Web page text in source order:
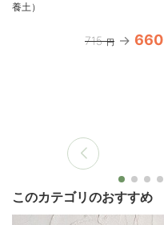
養土）
715 円 660
このカテゴリのおすすめ